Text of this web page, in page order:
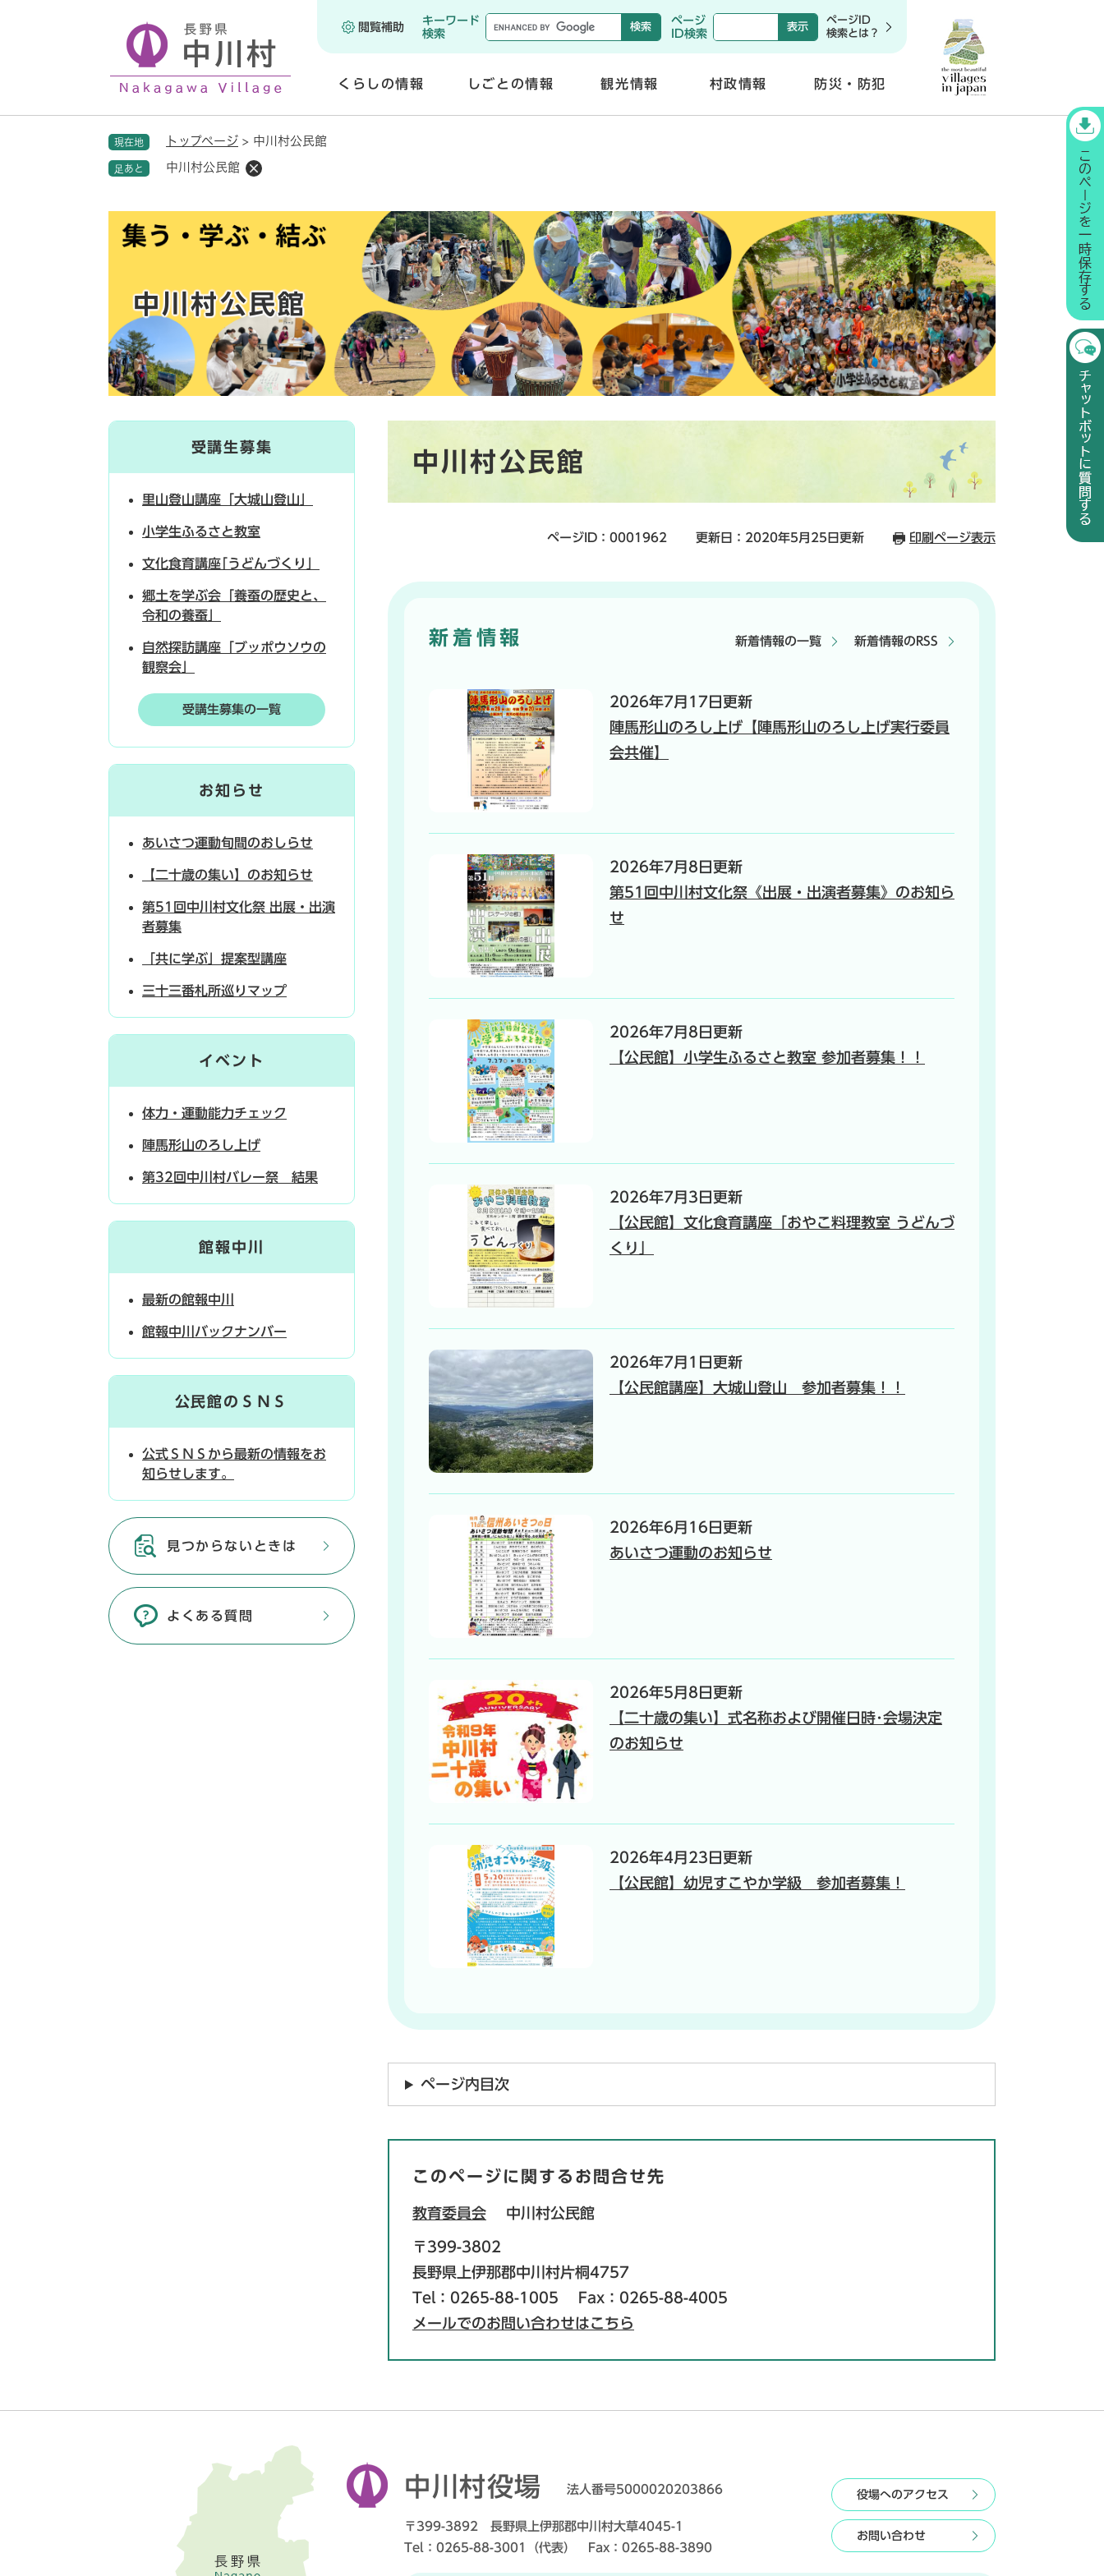
メニューを飛ばして本文へ
閲覧補助
キーワード
検索
ページ
ID検索
ページID
検索とは？
くらしの情報
く
しごとの情報 観光情報 村政情報 防災・防犯
現在地 トップページ > 中川村公民館
足あと 中川村公民館
中川村公民館
中川村公民館
ページID：0001962 更新日：2020年5月25日更新 印刷ページ表示
新着情報
2026年7月17日更新
陣馬形山のろし上げ【陣馬形山のろし上げ実行委員
会共催】
2026年7月8日更新
第51回中川村文化祭《出展・出演者募集》のお知ら
せ
2026年7月8日更新
【公民館】小学生ふるさと教室 参加者募集！！
2026年7月3日更新
【公民館】文化食育講座「おやこ料理教室 うどんづ
くり」
2026年7月1日更新
【公民館講座】大城山登山 参加者募集！！
2026年6月16日更新
あいさつ運動のお知らせ
2026年5月8日更新
【二十歳の集い】式名称および開催日時･会場決定
のお知らせ
2026年4月23日更新
【公民館】幼児すこやか学級 参加者募集！
新着情報の一覧 新着情報のRSS
ページ内目次
このページに関するお問合せ先
教育委員会 中川村公民館
〒399-3802
長野県上伊那郡中川村片桐4757
Tel：0265-88-1005
Fax：0265-88-4005
メールでのお問い合わせはこちら
受講生募集
里山登山講座「大城山登山」
小学生ふるさと教室
文化食育講座｢うどんづくり」
郷土を学ぶ会「養蚕の歴史と、
令和の養蚕」
自然探訪講座「ブッポウソウの
観察会」
受講生募集の一覧
お知らせ
あいさつ運動旬間のおしらせ
【二十歳の集い】のお知らせ
第51回中川村文化祭 出展・出演
者募集
「共に学ぶ」提案型講座
三十三番札所巡りマップ
イベント
体力・運動能力チェック
陣馬形山のろし上げ
第32回中川村バレー祭 結果
館報中川
最新の館報中川
館報中川バックナンバー
公民館のＳＮＳ
公式ＳＮＳから最新の情報をお
知らせします。
見つからないときは
よくある質問
中川村役場 法人番号5000020203866
〒399-3892 長野県上伊那郡中川村大草4045-1
Tel：0265-88-3001（代表） Fax：0265-88-3890
役場へのアクセス
お問い合わせ